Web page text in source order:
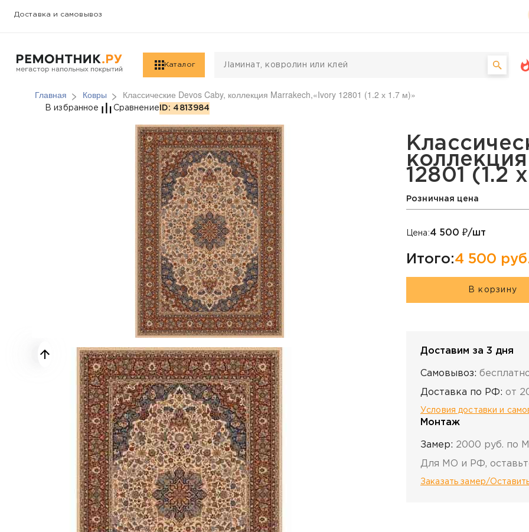
Доставка и самовывоз
Каталог
Главная Ковры Классические Devos Caby, коллекция Marrakech,«Ivory 12801 (1.2 х 1.7 м)»
Классические Devos Caby, коллекция
В избранное Сравнение ID: 4813984
12801 (1.2
Розничная цена
Цена:4 500 ₽/шт
Итого:4 500
В корзину
Доставим за 3 дня
Самовывоз:
Доставка по РФ: от
Условия доставки и
Монтаж
Замер: 2000 руб. по
Для МО и РФ,
Заказать замер/